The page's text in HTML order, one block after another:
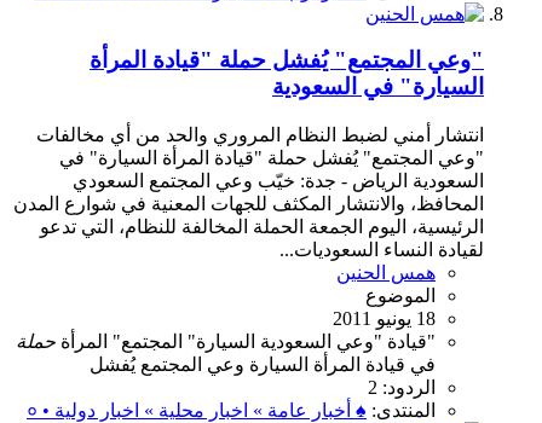
"وعي المجتمع" يُفشل حملة "قيادة المرأة
السيارة" في السعودية
انتشار أمني لضبط النظام المروري والحد من أي مخالفات
"وعي المجتمع" يُفشل حملة "قيادة المرأة السيارة" في
السعودية الرياض - جدة: خيّب وعي المجتمع السعودي
المحافظ، والانتشار المكثف للجهات المعنية في شوارع المدن
الرئيسية، اليوم الجمعة الحملة المخالفة للنظام، التي تدعو
لقيادة النساء السعوديات...
همس الحنين
الموضوع
18 يونيو 2011
"قيادة "وعي السعودية السيارة" المجتمع" المرأة حملة
في قيادة المرأة السيارة وعي المجتمعيُفشل
الردود: 2
المنتدى: ♠ أخبار عامة » اخبار محلية » اخبار دولية • ०